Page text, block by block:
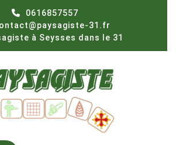
0616857557
31.fr
à Seysses dans le 31